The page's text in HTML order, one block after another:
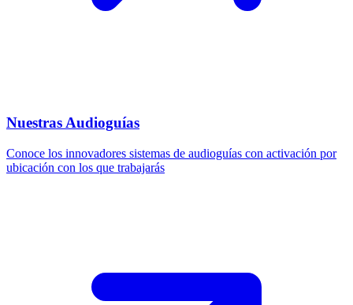
Nuestras Audioguías
Conoce los innovadores sistemas de audioguías con activación por
ubicación con los que trabajarás